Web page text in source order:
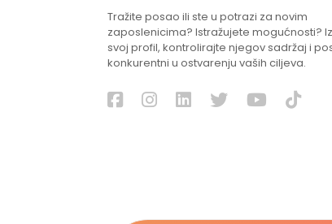
Tražite posao ili ste u potrazi za novim
zaposlenicima? Istražujete mogućnosti?
svoj profil, kontrolirajte njegov sadržaj i
konkurentni u ostvarenju vaših ciljeva.